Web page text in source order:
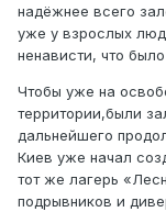
надёжнее всего
уже у взрослых
ненависти, что
Чтобы уже на
территории,были
дальнейшего
Киев уже начал
тот же лагерь
подрывников и